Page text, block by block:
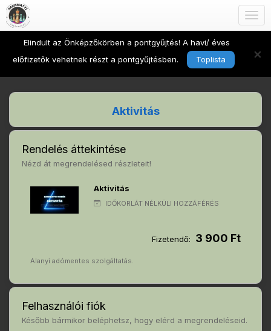
Elindult az Önképzőkörben a pontgyűjtés! A havi/ éves
előfizetők vehetnek részt a pontgyűjtésben.
Toplista ×
Aktivitás
Rendelés áttekintése
Nézd át megrendelésed részleteit!
Aktivitás
IDŐKORLÁT NÉLKÜLI HOZZÁFÉRÉS
Fizetendő: 3 900 Ft
Alanyi adómentes szolgáltatás.
Felhasználói fiók
Később bármikor beléphetsz, hogy elérd a megrendeléseid.